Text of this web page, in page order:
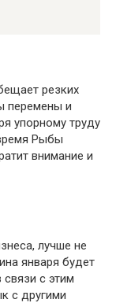
резких
перемены и
упорному труду
Рыбы
внимание и
лучше не
января будет
с этим
с другими